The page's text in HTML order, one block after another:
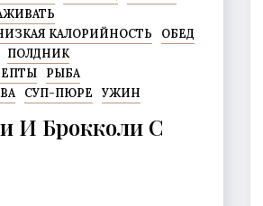
КАЛОРИЙНОСТЬ
ОБЕД
ПОЛДНИК
РЫБА
СУП-ПЮРЕ УЖИН
И Брокколи С